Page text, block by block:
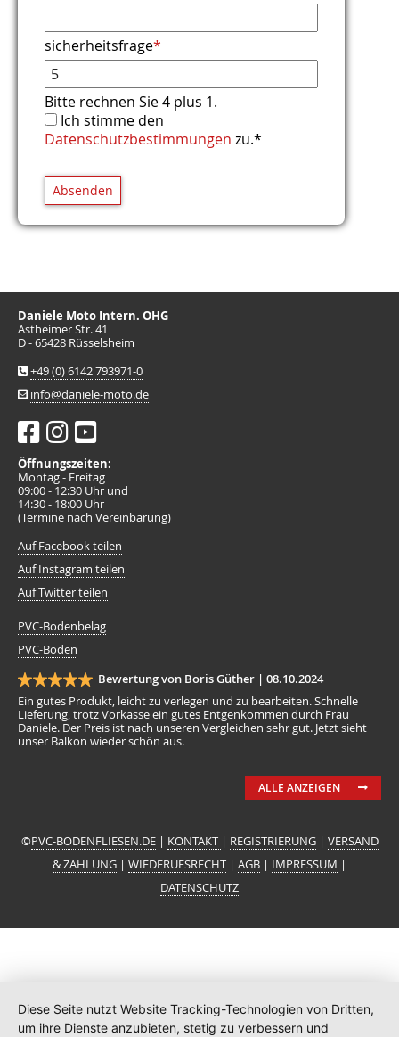
sicherheitsfrage*
Bitte rechnen Sie 4 plus 1.
Ich stimme den
Datenschutzbestimmungen zu.*
Absenden
Daniele Moto Intern. OHG
Astheimer Str. 41
D - 65428 Rüsselsheim
+49 (0) 6142 793971-0
info@daniele-moto.de
Öffnungszeiten:
Montag - Freitag
09:00 - 12:30 Uhr und
14:30 - 18:00 Uhr
(Termine nach Vereinbarung)
Auf Facebook teilen
Auf Instagram teilen
Auf Twitter teilen
PVC-Bodenbelag
PVC-Boden
Bewertung von Boris Güther | 08.10.2024
Ein gutes Produkt, leicht zu verlegen und zu bearbeiten. Schnelle
Lieferung, trotz Vorkasse ein gutes Entgenkommen durch Frau
Daniele. Der Preis ist nach unseren Vergleichen sehr gut. Jetzt sieht
unser Balkon wieder schön aus.
ALLE ANZEIGEN
©PVC-BODENFLIESEN.DE| KONTAKT | REGISTRIERUNG| VERSAND
& ZAHLUNG | WIEDERUFSRECHT | AGB | IMPRESSUM |
DATENSCHUTZ
Diese Seite nutzt Website Tracking-Technologien von Dritten,
um ihre Dienste anzubieten, stetig zu verbessern und